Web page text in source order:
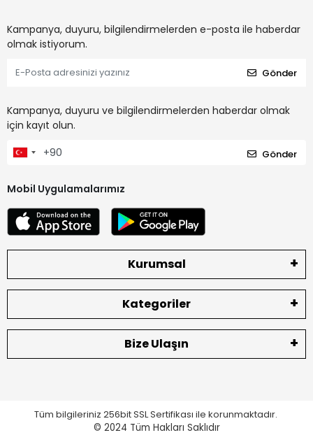
Kampanya, duyuru, bilgilendirmelerden e-posta ile haberdar
olmak istiyorum.
Gönder
Kampanya, duyuru ve bilgilendirmelerden haberdar olmak
için kayıt olun.
Gönder
Mobil Uygulamalarımız
Kurumsal
Kategoriler
Bize Ulaşın
Tüm bilgileriniz 256bit SSL Sertifikası ile korunmaktadır.
© 2024 Tüm Hakları Saklıdır